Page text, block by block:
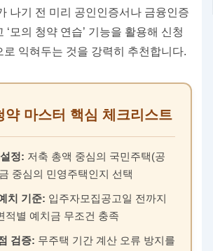
나기 전 미리 공인인증서나 금융인증
‘모의 청약 연습’ 기능을 활용해 신청
로 익혀두는 것을 강력히 추천합니다.
약 마스터 핵심 체크리스트
정: 저축 총액 중심의 국민주택(공
중심의 민영주택인지 선택
치 기준: 입주자모집공고일 전까지
적별 예치금 무조건 충족
검증: 무주택 기간 계산 오류 방지를